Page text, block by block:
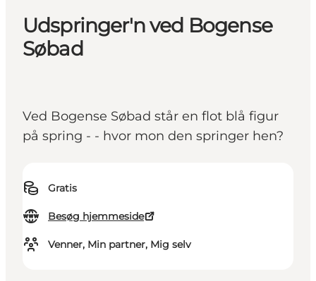
Udspringer'n ved Bogense
Søbad
Ved Bogense Søbad står en flot blå figur
på spring - - hvor mon den springer hen?
Gratis
Besøg hjemmeside
Venner, Min partner, Mig selv